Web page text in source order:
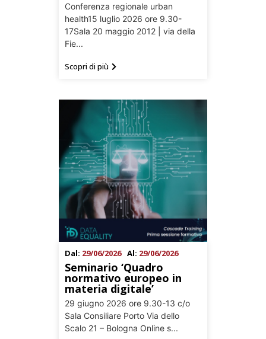
Conferenza regionale urban
health15 luglio 2026 ore 9.30-
17Sala 20 maggio 2012 | via della
Fie...
Scopri di più
Dal: 29/06/2026 Al: 29/06/2026
Seminario ‘Quadro
normativo europeo in
materia digitale’
29 giugno 2026 ore 9.30-13 c/o
Sala Consiliare Porto Via dello
Scalo 21 – Bologna Online s...